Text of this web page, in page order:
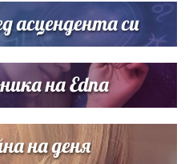
асцендента си
на Edna
на деня